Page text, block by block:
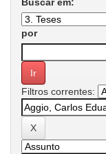
por
Filtros correntes: